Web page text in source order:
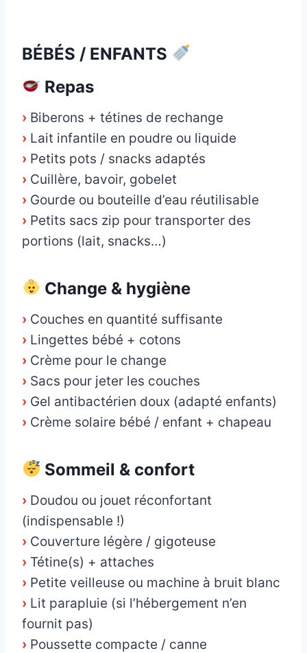
BÉBÉS / ENFANTS
Repas
› Biberons + tétines de rechange
› Lait infantile en poudre ou liquide
› Petits pots / snacks adaptés
› Cuillère, bavoir, gobelet
› Gourde ou bouteille d’eau réutilisable
› Petits sacs zip pour transporter des
portions (lait, snacks…)
Change & hygiène
› Couches en quantité suffisante
› Lingettes bébé + cotons
› Crème pour le change
› Sacs pour jeter les couches
› Gel antibactérien doux (adapté enfants)
› Crème solaire bébé / enfant + chapeau
Sommeil & confort
› Doudou ou jouet réconfortant
(indispensable !)
› Couverture légère / gigoteuse
› Tétine(s) + attaches
› Petite veilleuse ou machine à bruit blanc
› Lit parapluie (si l’hébergement n’en
fournit pas)
› Poussette compacte / canne